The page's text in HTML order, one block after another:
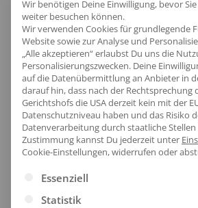
[jgm-review-widget]
Kundenprojekte
Kombi Produkte
Wir benötigen Deine Einwilligung, bevor
weiter besuchen können.
Wir verwenden Cookies für grundlegende
Website sowie zur Analyse und
„Alle akzeptieren“ erlaubst Du uns die
Personalisierungszwecken. Deine
auf die Datenübermittlung an Anbieter in
darauf hin, dass nach der Rechtsprechung
Gerichtshofs die USA derzeit kein mit der
Datenschutzniveau haben und das Risiko
Datenverarbeitung durch staatliche
Zustimmung kannst Du jederzeit unter
Cookie-Einstellungen, widerrufen oder
Es folgt eine Liste der Service-
Essenziell
Statistik